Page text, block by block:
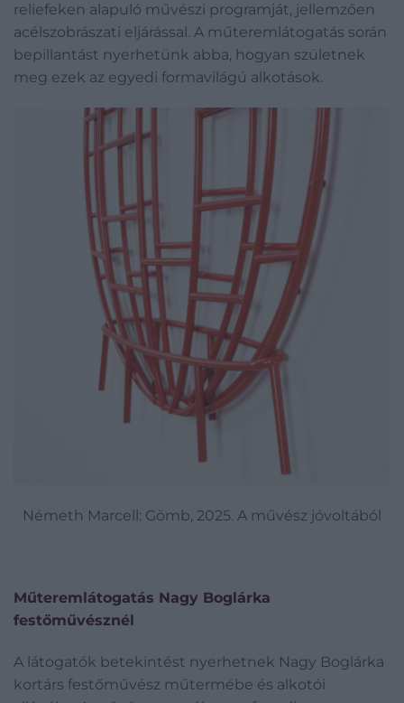
reliefeken alapuló művészi programját, jellemzően
acélszobrászati eljárással. A műteremlátogatás során
bepillantást nyerhetünk abba, hogyan születnek
meg ezek az egyedi formavilágú alkotások.
Németh Marcell: Gömb, 2025. A művész jóvoltából
Műteremlátogatás Nagy Boglárka
festőművésznél
A látogatók betekintést nyerhetnek Nagy Boglárka
kortárs festőművész műtermébe és alkotói